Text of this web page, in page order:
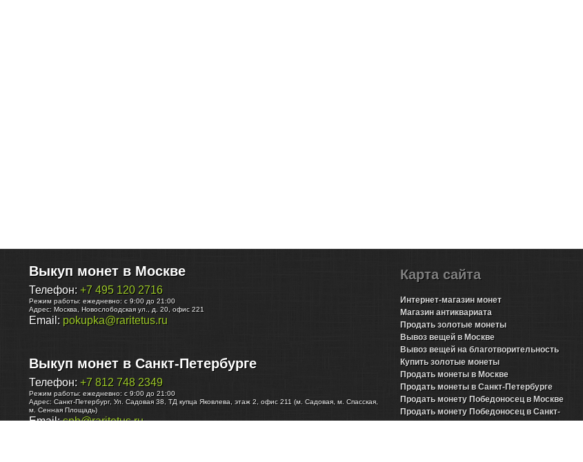
Выкуп монет в Москве
Телефон: +7 495 120 2716
Режим работы: ежедневно: с 9:00 до 21:00
Адрес: Москва Новослободская ул., д. 20, офис 221
Email: pokupka@raritetus.ru
Выкуп монет в Санкт-Петербурге
Телефон: +7 812 748 2349
Режим работы: ежедневно: с 9:00 до 21:00
Адрес: Санкт-Петербург, Ул. Садовая 38, ТД купца Яковлева, этаж 2, офис 211 (м. Садовая, м. Спасская,
м. Сенная Площадь)
Email:spb@raritetus.ru
Карта сайта
Интернет-магазин монет
Магазин антиквариата
Продать золотые монеты
Вывоз вещей в Москве
Вывоз вещей на благотворительность
Купить золотые монеты
Продать монеты в Москве
Продать монеты в Санкт-Петербурге
Продать монету Победоносец в Москве
Продать монету Победоносец в Санкт-